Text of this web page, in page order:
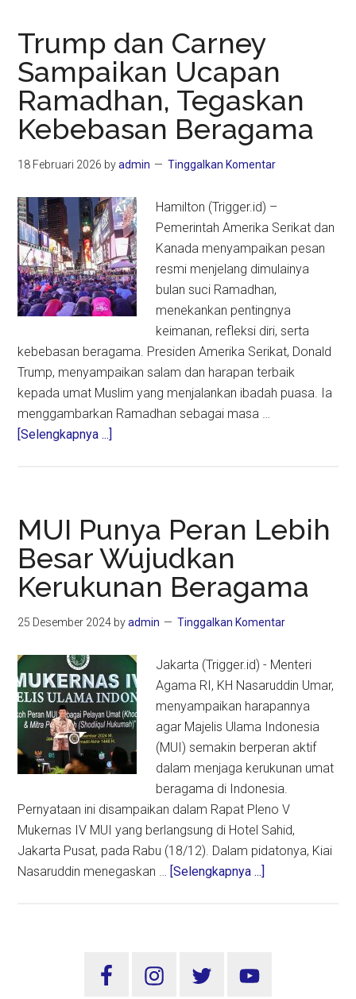
Trump dan Carney
Sampaikan Ucapan
Ramadhan, Tegaskan
Kebebasan Beragama
18 Februari 2026 byadmin Tinggalkan Komentar
Hamilton (Trigger.id) –
Pemerintah Amerika Serikat dan
Kanada menyampaikan pesan
resmi menjelang dimulainya
bulan suci Ramadhan,
menekankan pentingnya
keimanan, refleksi diri, serta
kebebasan beragama. Presiden Amerika Serikat, Donald
Trump, menyampaikan salam dan harapan terbaik
kepada umat Muslim yang menjalankan ibadah puasa. Ia
menggambarkan Ramadhan sebagai masa …
[Selengkapnya ...]
Sampaikan
Ucapan
Ramadhan,
Tegaskan
Kebebasan
Beragama
MUI Punya Peran Lebih
Besar Wujudkan
Kerukunan Beragama
25 Desember 2024 byadmin Tinggalkan Komentar
Jakarta (Trigger.id) - Menteri
Agama RI, KH Nasaruddin Umar,
menyampaikan harapannya
agar Majelis Ulama Indonesia
(MUI) semakin berperan aktif
dalam menjaga kerukunan umat
beragama di Indonesia.
Pernyataan ini disampaikan dalam Rapat Pleno V
Mukernas IV MUI yang berlangsung di Hotel Sahid,
Jakarta Pusat, pada Rabu (18/12). Dalam pidatonya, Kiai
Nasaruddin menegaskan … [Selengkapnya ...]
Sidebar